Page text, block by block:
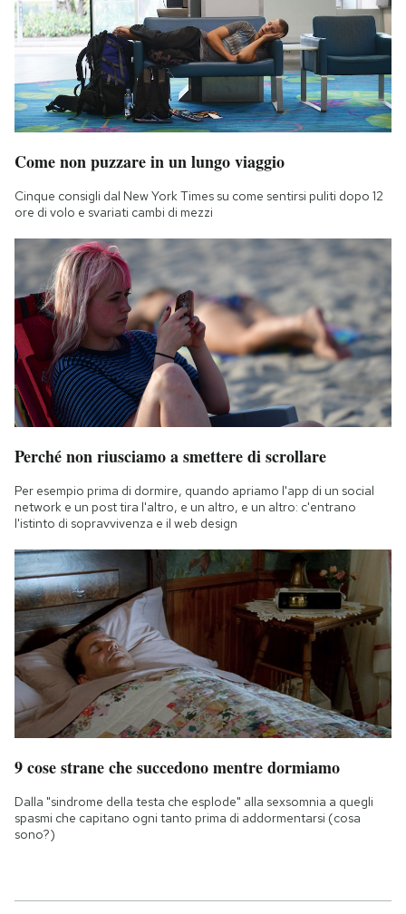
Come non puzzare in un lungo viaggio
Cinque consigli dal New York Times su come sentirsi puliti dopo 12
ore di volo e svariati cambi di mezzi
Perché non riusciamo a smettere di scrollare
Per esempio prima di dormire, quando apriamo l'app di un social
network e un post tira l'altro, e un altro, e un altro: c'entrano
l'istinto di sopravvivenza e il web design
9 cose strane che succedono mentre dormiamo
Dalla "sindrome della testa che esplode" alla sexsomnia a quegli
spasmi che capitano ogni tanto prima di addormentarsi (cosa
sono?)